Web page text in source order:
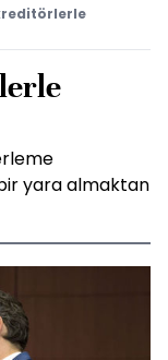
yara almaktan